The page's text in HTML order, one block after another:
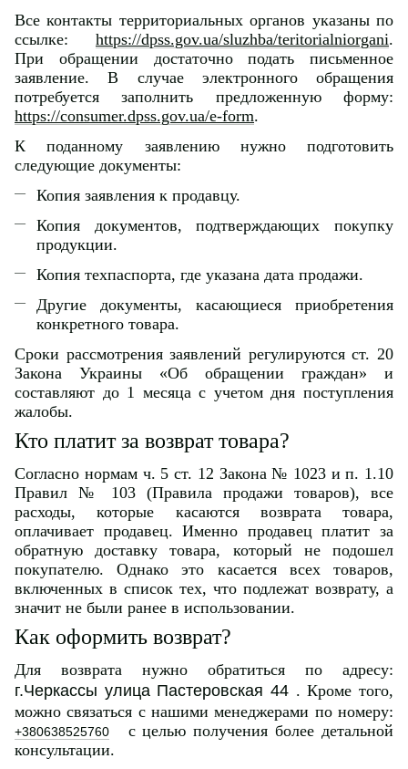
Все контакты территориальных органов указаны по
ссылке: https://dpss.gov.ua/sluzhba/teritorialniorgani.
При обращении достаточно подать письменное
заявление. В случае электронного обращения
потребуется заполнить предложенную форму:
https://consumer.dpss.gov.ua/e-form.
К поданному заявлению нужно подготовить
следующие документы:
Копия заявления к продавцу.
Копия документов, подтверждающих покупку
продукции.
Копия техпаспорта, где указана дата продажи.
Другие документы, касающиеся приобретения
конкретного товара.
Сроки рассмотрения заявлений регулируются ст. 20
Закона Украины «Об обращении граждан» и
составляют до 1 месяца с учетом дня поступления
жалобы.
Кто платит за возврат товара?
Согласно нормам ч. 5 ст. 12 Закона № 1023 и п. 1.10
Правил № 103 (Правила продажи товаров), все
расходы, которые касаются возврата товара,
оплачивает продавец. Именно продавец платит за
обратную доставку товара, который не подошел
покупателю. Однако это касается всех товаров,
включенных в список тех, что подлежат возврату, а
значит не были ранее в использовании.
Как оформить возврат?
Для возврата нужно обратиться по адресу:
г.Черкассы улица Пастеровская 44 . Кроме того,
можно связаться с нашими менеджерами по номеру:
+380638525760
с целью получения более детальной
консультации.